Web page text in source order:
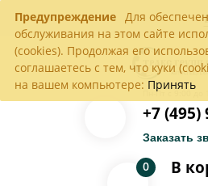
Предупреждение Для
обслуживания на этом сайте
(cookies). Продолжая его
соглашаетесь с тем, что куки
на вашем компьютере: Принять
Пн-Пт с 9:00 до
+7 (495)
Заказать
В
0